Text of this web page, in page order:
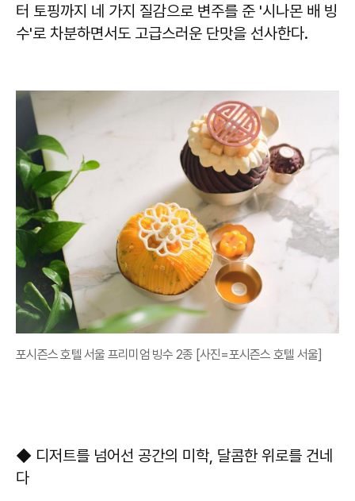
터 토핑까지 네 가지 질감으로 변주를 준 '시나몬 배 빙
수'로 차분하면서도 고급스러운 단맛을 선사한다.
포시즌스 호텔 서울 프리미엄 빙수 2종 [사진=포시즌스 호텔 서울]
◆ 디저트를 넘어선 공간의 미학, 달콤한 위로를 건네
다